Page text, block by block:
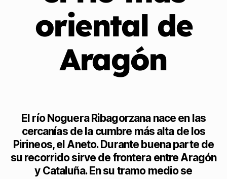
oriental de
Aragón
El río Noguera Ribagorzana nace en las
cercanías de la cumbre más alta de los
Pirineos, el Aneto. Durante buena parte de
su recorrido sirve de frontera entre Aragón
y Cataluña. En su tramo medio se